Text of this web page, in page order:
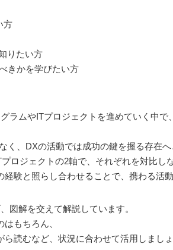
方
りたい方
きかを学びたい方
ラムやITプロジェクトを進めていく中
、DXの活動では成功の鍵を握る存在へ
ロジェクトの2軸で、それぞれを対比し
験と照らし合わせることで、携わる活
図解を交えて解説しています。
もちろん、
読むなど、状況に合わせて活用しましょ